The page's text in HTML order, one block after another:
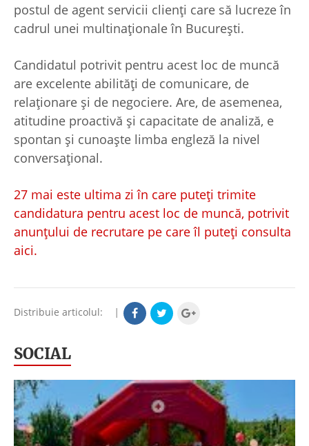
postul de agent servicii clienţi care să lucreze în
cadrul unei multinaţionale în Bucureşti.
Candidatul potrivit pentru acest loc de muncă
are excelente abilităţi de comunicare, de
relaţionare şi de negociere. Are, de asemenea,
atitudine proactivă şi capacitate de analiză, e
spontan şi cunoaşte limba engleză la nivel
conversaţional.
27 mai este ultima zi în care puteţi trimite
candidatura pentru acest loc de muncă, potrivit
anunţului de recrutare pe care îl puteţi consulta
aici.
Distribuie articolul: |
SOCIAL